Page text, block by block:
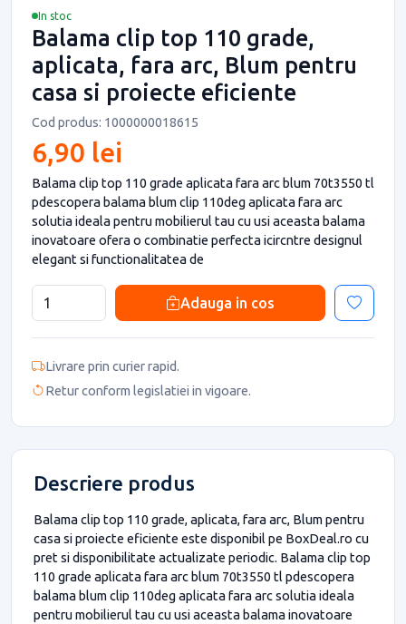
In stoc
Balama clip top 110 grade,
aplicata, fara arc, Blum pentru
casa si proiecte eficiente
Cod produs: 1000000018615
6,90 lei
Balama clip top 110 grade aplicata fara arc blum 70t3550 tl
pdescopera balama blum clip 110deg aplicata fara arc
solutia ideala pentru mobilierul tau cu usi aceasta balama
inovatoare ofera o combinatie perfecta icircntre designul
elegant si functionalitatea de
Adauga in cos
Livrare prin curier rapid.
Retur conform legislatiei in vigoare.
Descriere produs
Balama clip top 110 grade, aplicata, fara arc, Blum pentru
casa si proiecte eficiente este disponibil pe BoxDeal.ro cu
pret si disponibilitate actualizate periodic. Balama clip top
110 grade aplicata fara arc blum 70t3550 tl pdescopera
balama blum clip 110deg aplicata fara arc solutia ideala
pentru mobilierul tau cu usi aceasta balama inovatoare